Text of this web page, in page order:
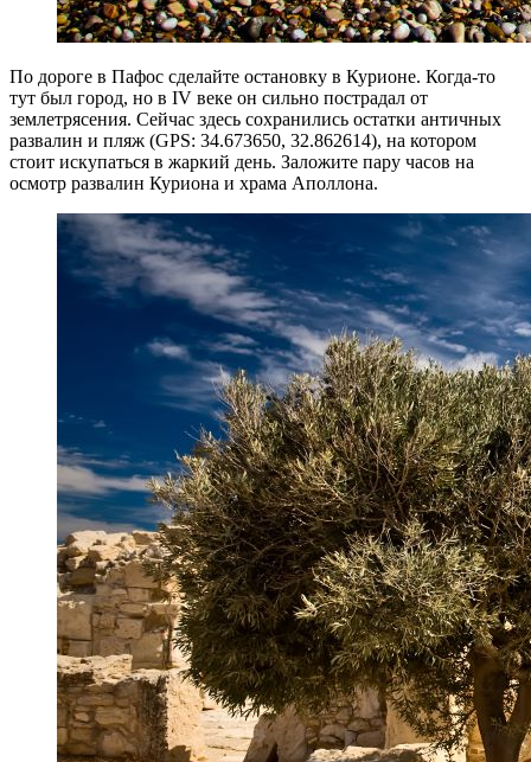
По дороге в Пафос сделайте остановку в Курионе. Когда-то
тут был город, но в IV веке он сильно пострадал от
землетрясения. Сейчас здесь сохранились остатки античных
развалин и пляж (GPS: 34.673650, 32.862614), на котором
стоит искупаться в жаркий день. Заложите пару часов на
осмотр развалин Куриона и храма Аполлона.